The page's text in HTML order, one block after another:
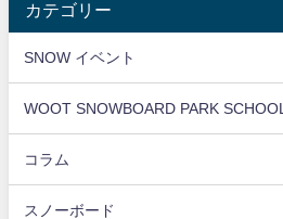
カテゴリー
SNOW イベント
WOOT SNOWBOARD PARK SCHOOL
コラム
スノーボード